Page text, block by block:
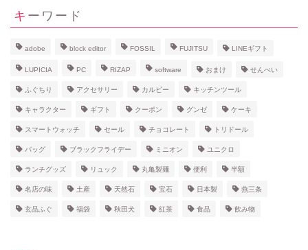
キーワード
adobe block editor FOSSIL FUJITSU LINEギフト
LUPICIA PC RIZAP software おまけ せんべい
ふぐちり アクセサリー カルビー キッチンツール
キャラクター ギフト クーポン グンゼ ケーキ
スマートウォッチ セール チョコレート トリドール
バッグ ブラックフライデー ミニオン ユニクロ
ランチグッズ リュック 丸亀製麺 便利 半額
名店の味 土産 天然石 宝石 日本製 燕三条
玄品ふぐ 福袋 秋田犬 紅茶 食品 飲み物